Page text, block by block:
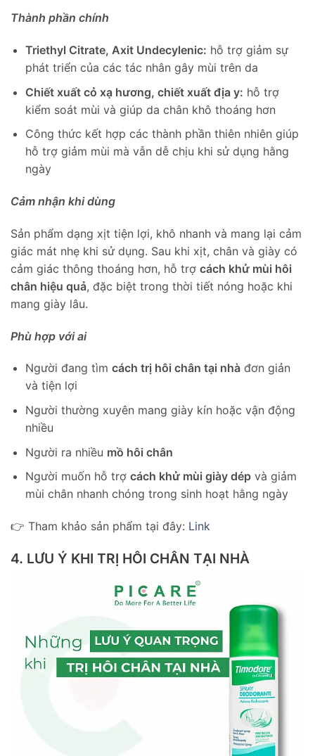
Thành phần chính
Triethyl Citrate, Axit Undecylenic: hỗ trợ giảm sự
phát triển của các tác nhân gây mùi trên da
Chiết xuất cỏ xạ hương, chiết xuất địa y: hỗ trợ
kiểm soát mùi và giúp da chân khô thoáng hơn
Công thức kết hợp các thành phần thiên nhiên giúp
hỗ trợ giảm mùi mà vẫn dễ chịu khi sử dụng hằng
ngày
Cảm nhận khi dùng
Sản phẩm dạng xịt tiện lợi, khô nhanh và mang lại cảm
giác mát nhẹ khi sử dụng. Sau khi xịt, chân và giày có
cảm giác thông thoáng hơn, hỗ trợ cách khử mùi hôi
chân hiệu quả, đặc biệt trong thời tiết nóng hoặc khi
mang giày lâu.
Phù hợp với ai
Người đang tìm cách trị hôi chân tại nhàđơn giản
và tiện lợi
Người thường xuyên mang giày kín hoặc vận động
nhiều
Người ra nhiều mồ hôi chân
Người muốn hỗ trợ cách khử mùi giày dépvà giảm
mùi chân nhanh chóng trong sinh hoạt hằng ngày
👉 Tham khảo sản phẩm tại đây: Link
4. LƯU Ý KHI TRỊ HÔI CHÂN TẠI NHÀ